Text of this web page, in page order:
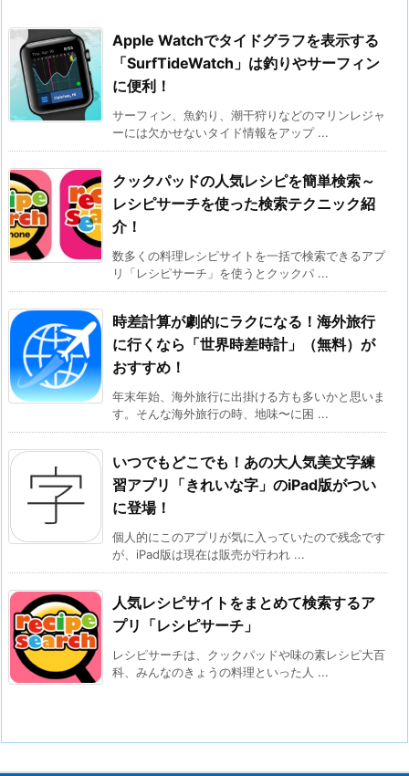
Apple Watchでタイドグラフを表示する
「SurfTideWatch」は釣りやサーフィン
に便利！
サーフィン、魚釣り、潮干狩りなどのマリンレジャ
ーには欠かせないタイド情報をアップ ...
クックパッドの人気レシピを簡単検索～
レシピサーチを使った検索テクニック紹
介！
数多くの料理レシピサイトを一括で検索できるアプ
リ「レシピサーチ」を使うとクックパ ...
時差計算が劇的にラクになる！海外旅行
に行くなら「世界時差時計」（無料）が
おすすめ！
年末年始、海外旅行に出掛ける方も多いかと思いま
す。そんな海外旅行の時、地味〜に困 ...
いつでもどこでも！あの大人気美文字練
習アプリ「きれいな字」のiPad版がつい
に登場！
個人的にこのアプリが気に入っていたので残念です
が、iPad版は現在は販売が行われ ...
人気レシピサイトをまとめて検索するア
プリ「レシピサーチ」
レシピサーチは、クックパッドや味の素レシピ大百
科、みんなのきょうの料理といった人 ...